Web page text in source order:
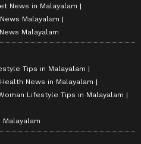
News in Malayalam
Malayalam
Malayalam
Tips in Malayalam
Health News in Malayalam
Lifestyle Tips in Malayalam